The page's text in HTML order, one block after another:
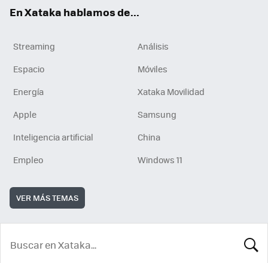
En Xataka hablamos de...
Streaming
Análisis
Espacio
Móviles
Energía
Xataka Movilidad
Apple
Samsung
Inteligencia artificial
China
Empleo
Windows 11
VER MÁS TEMAS